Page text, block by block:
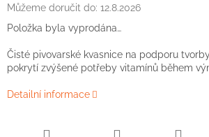
Můžeme doručit do: 12.8.2026
Položka byla vyprodána…
Čisté pivovarské kvasnice na podporu
pokrytí zvýšené potřeby vitamínů během
Detailní informace